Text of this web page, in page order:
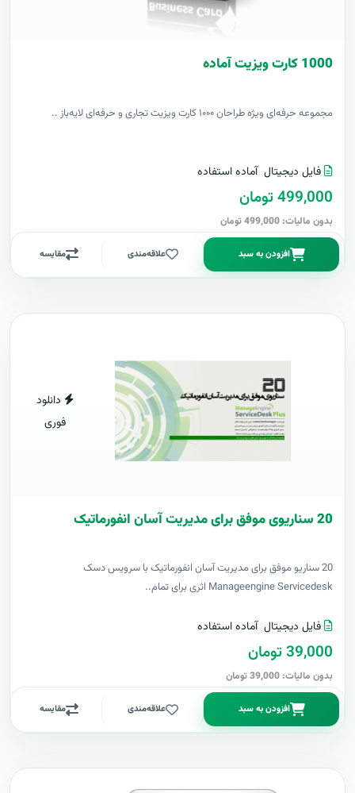
1000 کارت ويزيت آماده
مجموعه حرفه‌ای ویژه طراحان ۱۰۰۰ کارت ویزیت تجاری و حرفه‌ای لایه‌باز ..
فایل دیجیتال آماده استفاده
499,000 تومان
بدون مالیات: 499,000 تومان
افزودن به سبد علاقه‌مندی مقایسه
دانلود
فوری
20 سناریوی موفق برای مدیریت آسان انفورماتیک
20 سناریو موفق برای مدیریت آسان انفورماتیک با سرویس دسک
Manageengine Servicedesk اثری برای تمام..
فایل دیجیتال آماده استفاده
39,000 تومان
بدون مالیات: 39,000 تومان
افزودن به سبد علاقه‌مندی مقایسه